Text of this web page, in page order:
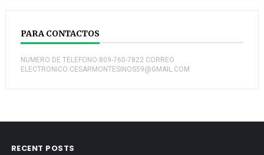
PARA CONTACTOS
NUMERO DE TELEFONO:809-760-7822 CORREO
ELECTRONICO:CESARMONTESINOS59@GMAIL.COM
RECENT POSTS